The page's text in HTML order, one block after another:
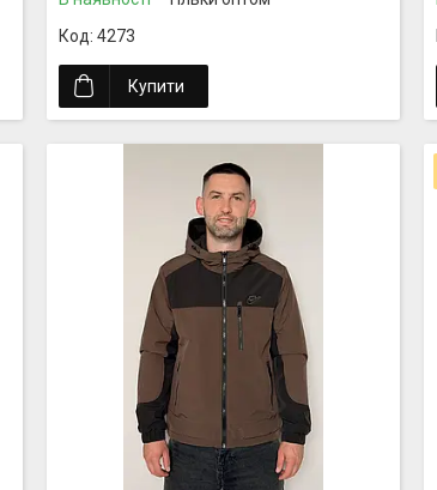
4273
Купити